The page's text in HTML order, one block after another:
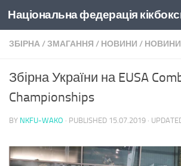
Skip to content
ЗБІРНА/ЗМАГАННЯ / НОВИНИ /
Збірна України на EUSA
Championships
BY NKFU-WAKO · PUBLISHED 15.07.2019 ·